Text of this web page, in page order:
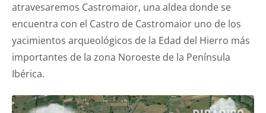
atravesaremos Castromaior, una aldea donde se
encuentra con el Castro de Castromaior uno de los
yacimientos arqueológicos de la Edad del Hierro más
importantes de la zona Noroeste de la Península
Ibérica.